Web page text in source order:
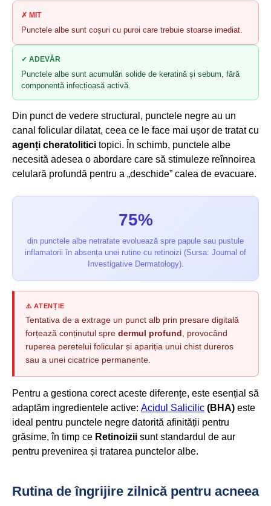
✗ MIT
Punctele albe sunt coșuri cu puroi care trebuie stoarse imediat.
✓ ADEVĂR
Punctele albe sunt acumulări solide de keratină și sebum, fără
componentă infecțioasă activă.
Din punct de vedere structural, punctele negre au un
canal folicular dilatat, ceea ce le face mai ușor de tratat cu
agenți cheratolitici topici. În schimb, punctele albe
necesită adesea o abordare care să stimuleze reînnoirea
celulară profundă pentru a „deschide” calea de evacuare.
75%
din punctele albe netratate evoluează spre papule sau pustule
inflamatorii în absența unei rutine cu retinoizi (Sursa: Journal of
Investigative Dermatology).
⚠️ ATENȚIE
Tentativa de a extrage un punct alb prin presare digitală
forțează conținutul spre dermul profund , provocând
ruperea peretelui folicular și apariția unui chist dureros
sau a unei cicatrice permanente.
Pentru a gestiona corect aceste diferențe, este esențial să
adaptăm ingredientele active: Acidul Salicilic (BHA) este
ideal pentru punctele negre datorită afinității pentru
grăsime, în timp ce Retinoizii sunt standardul de aur
pentru prevenirea și tratarea punctelor albe.
Rutina de îngrijire zilnică pentru acneea